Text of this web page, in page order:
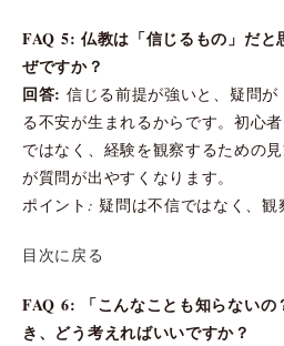
FAQ 5: 仏教は「信じるもの」だと
ぜですか？
回答: 信じる前提が強いと、疑問が
る不安が生まれるからです。初心
ではなく、経験を観察するための
が質問が出やすくなります。
ポイント: 疑問は不信ではなく、観
目次に戻る
FAQ 6: 「こんなことも知らないの
き、どう考えればいいですか？